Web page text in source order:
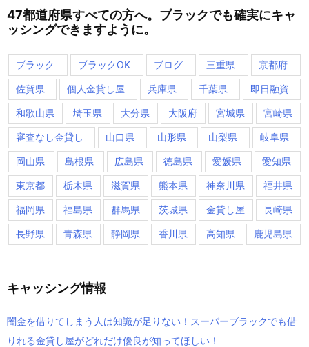
47都道府県すべての方へ。ブラックでも確実にキャ
ッシングできますように。
ブラック ブラックOK ブログ 三重県 京都府
佐賀県 個人金貸し屋 兵庫県 千葉県 即日融資
和歌山県 埼玉県 大分県 大阪府 宮城県 宮崎県
審査なし金貸し 山口県 山形県 山梨県 岐阜県
岡山県 島根県 広島県 徳島県 愛媛県 愛知県
東京都 栃木県 滋賀県 熊本県 神奈川県 福井県
福岡県 福島県 群馬県 茨城県 金貸し屋 長崎県
長野県 青森県 静岡県 香川県 高知県 鹿児島県
キャッシング情報
闇金を借りてしまう人は知識が足りない！スーパーブラックでも借
りれる金貸し屋がどれだけ優良が知ってほしい！